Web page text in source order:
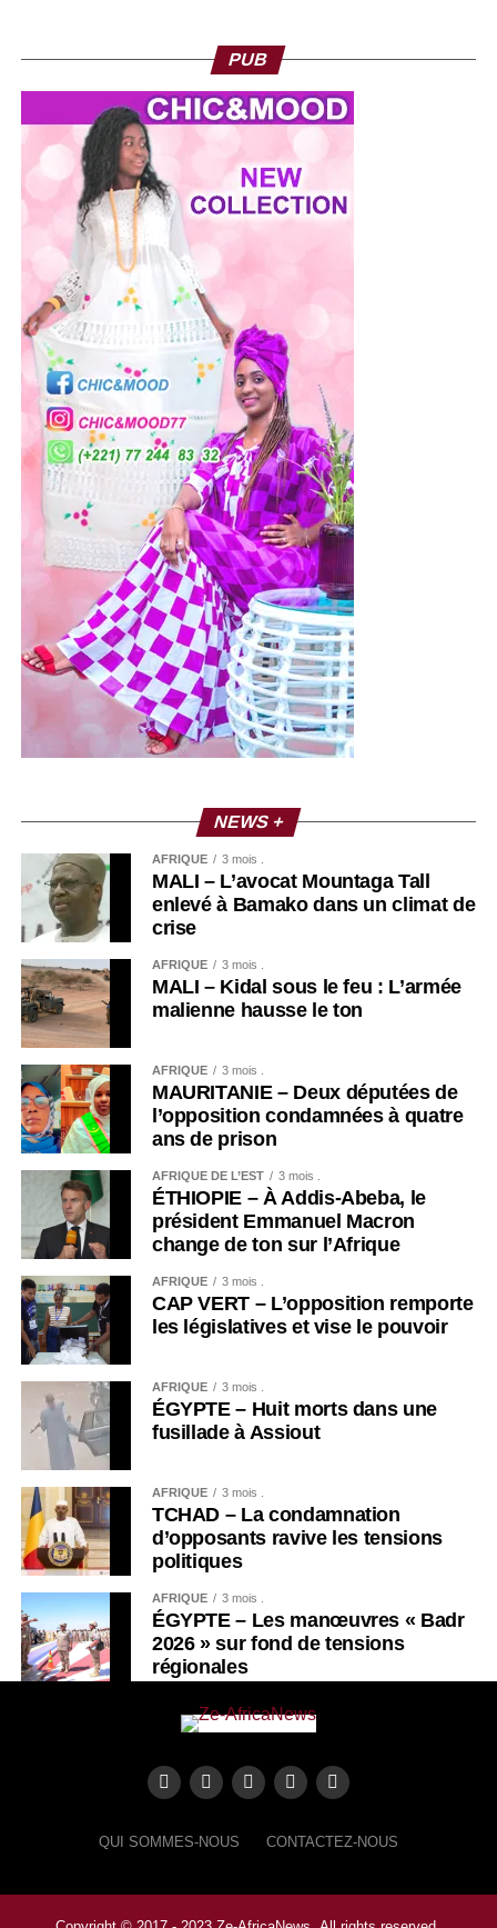
PUB
NEWS +
AFRIQUE 3 mois .
MALI – L’avocat Mountaga Tall
enlevé à Bamako dans un climat de
crise
AFRIQUE 3 mois .
MALI – Kidal sous le feu : L’armée
malienne hausse le ton
AFRIQUE 3 mois .
MAURITANIE – Deux députées de
l’opposition condamnées à quatre
ans de prison
AFRIQUE DE L’EST 3 mois .
ÉTHIOPIE – À Addis-Abeba, le
président Emmanuel Macron
change de ton sur l’Afrique
AFRIQUE 3 mois .
CAP VERT – L’opposition remporte
les législatives et vise le pouvoir
AFRIQUE 3 mois .
ÉGYPTE – Huit morts dans une
fusillade à Assiout
AFRIQUE 3 mois .
TCHAD – La condamnation
d’opposants ravive les tensions
politiques
AFRIQUE 3 mois .
ÉGYPTE – Les manœuvres « Badr
2026 » sur fond de tensions
régionales
QUI SOMMES-NOUS CONTACTEZ-NOUS